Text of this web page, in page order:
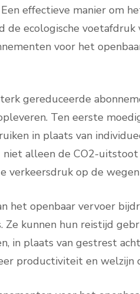
effectieve manier om
ecologische voetafdruk
voor het
gereduceerde
Ten eerste
in plaats van
niet alleen de CO2-
verkeersdruk op de
het openbaar vervoer
Ze kunnen hun reistijd
in plaats van gestrest
productiviteit en welzijn